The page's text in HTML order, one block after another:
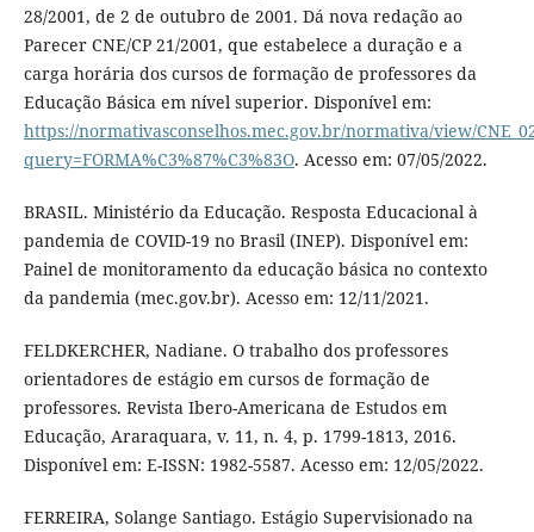
28/2001, de 2 de outubro de 2001. Dá nova redação ao
Parecer CNE/CP 21/2001, que estabelece a duração e a
carga horária dos cursos de formação de professores da
Educação Básica em nível superior. Disponível em:
https://normativasconselhos.mec.gov.br/normativa/view/
query=FORMA%C3%87%C3%83O. Acesso em: 07/05/2022.
BRASIL. Ministério da Educação. Resposta Educacional à
pandemia de COVID-19 no Brasil (INEP). Disponível em:
Painel de monitoramento da educação básica no contexto
da pandemia (mec.gov.br). Acesso em: 12/11/2021.
FELDKERCHER, Nadiane. O trabalho dos professores
orientadores de estágio em cursos de formação de
professores. Revista Ibero-Americana de Estudos em
Educação, Araraquara, v. 11, n. 4, p. 1799-1813, 2016.
Disponível em: E-ISSN: 1982-5587. Acesso em: 12/05/2022.
FERREIRA, Solange Santiago. Estágio Supervisionado na